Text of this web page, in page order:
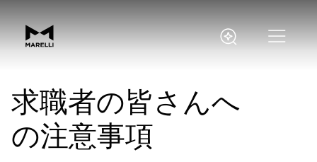
求職者の皆さんへ
の注意事項